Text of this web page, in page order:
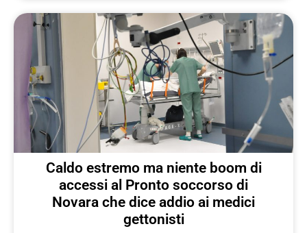
Caldo estremo ma niente boom di
accessi al Pronto soccorso di
Novara che dice addio ai medici
gettonisti